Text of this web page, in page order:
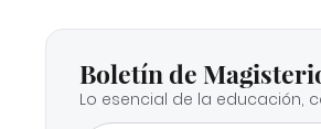
Boletín de
Lo esencial de la educación,